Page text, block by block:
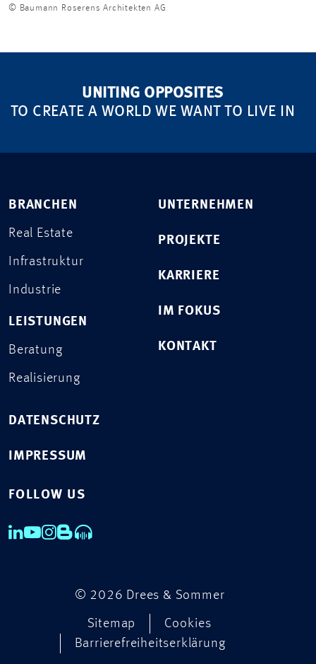
© Baumann Roserens Architekten AG
UNITING OPPOSITES
TO CREATE A WORLD WE WANT TO LIVE IN
BRANCHEN
Real Estate
Infrastruktur
Industrie
LEISTUNGEN
Beratung
Realisierung
UNTERNEHMEN
PROJEKTE
KARRIERE
IM FOKUS
KONTAKT
DATENSCHUTZ
IMPRESSUM
FOLLOW US
© 2026 Drees & Sommer
Sitemap
Cookies
Barrierefreiheitserklärung